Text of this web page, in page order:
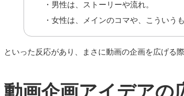
男性は、ストーリーや流れ。
女性は、メインのコマや、こういう
といった反応があり、まさに動画の企画を広げる
動画企画アイデアの